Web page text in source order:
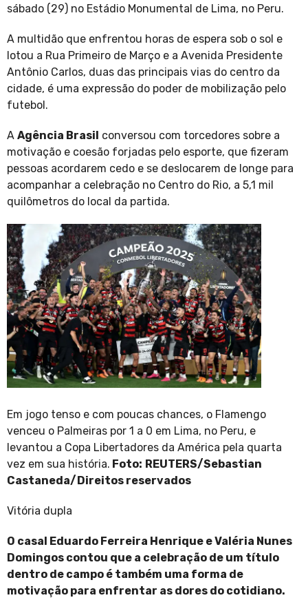
sábado (29) no Estádio Monumental de Lima, no Peru.
A multidão que enfrentou horas de espera sob o sol e
lotou a Rua Primeiro de Março e a Avenida Presidente
Antônio Carlos, duas das principais vias do centro da
cidade, é uma expressão do poder de mobilização pelo
futebol.
A Agência Brasil conversou com torcedores sobre a
motivação e coesão forjadas pelo esporte, que fizeram
pessoas acordarem cedo e se deslocarem de longe para
acompanhar a celebração no Centro do Rio, a 5,1 mil
quilômetros do local da partida.
Em jogo tenso e com poucas chances, o Flamengo
venceu o Palmeiras por 1 a 0 em Lima, no Peru, e
levantou a Copa Libertadores da América pela quarta
vez em sua história. Foto: REUTERS/Sebastian
Castaneda/Direitos reservados
Vitória dupla
O casal Eduardo Ferreira Henrique e Valéria Nunes
Domingos contou que a celebração de um título
dentro de campo é também uma forma de
motivação para enfrentar as dores do cotidiano.